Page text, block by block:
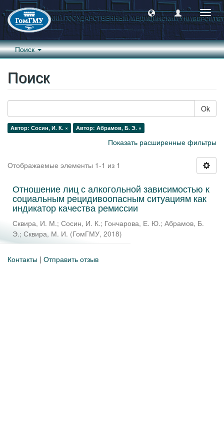
Поиск
Поиск
Ok
Автор: Сосин, И. К. × Автор: Абрамов, Б. Э. ×
Показать расширенные фильтры
Отображаемые элементы 1-1 из 1
Отношение лиц с алкогольной зависимостью к
социальным рецидивоопасным ситуациям как
индикатор качества ремиссии
Сквира, И. М.; Сосин, И. К.; Гончарова, Е. Ю.; Абрамов, Б.
Э.; Сквира, М. И. (ГомГМУ, 2018)
Контакты | Отправить отзыв